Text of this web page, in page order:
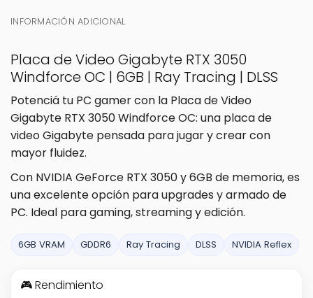
INFORMACIÓN ADICIONAL
Placa de Video Gigabyte RTX 3050
Windforce OC | 6GB | Ray Tracing | DLSS
Potenciá tu PC gamer con la Placa de Video
Gigabyte RTX 3050 Windforce OC: una placa de
video Gigabyte pensada para jugar y crear con
mayor fluidez.
Con NVIDIA GeForce RTX 3050 y 6GB de memoria, es
una excelente opción para upgrades y armado de
PC. Ideal para gaming, streaming y edición.
6GB VRAM GDDR6 Ray Tracing DLSS NVIDIA Reflex
🎮 Rendimiento